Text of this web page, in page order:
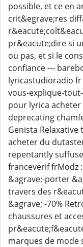
possible, et ce en
crit&egrave;res
pr&eacute;dire si
ou pas, et si le
confiance ---
lyricastudioradio
vous-explique-
pour lyrica
deprecating
Genista
acheter du
repentantly
franceverif frModz
&agrave;-porter
travers des
&agrave; -70%
chaussures et
marques de mode